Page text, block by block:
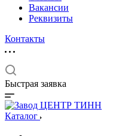
Вакансии
Реквизиты
Контакты
Быстрая заявка
Каталог